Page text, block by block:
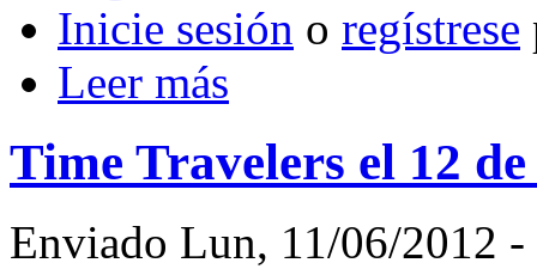
Inicie sesión o regístrese
Leer más
Time Travelers el 12
Enviado Lun, 11/06/2012 -